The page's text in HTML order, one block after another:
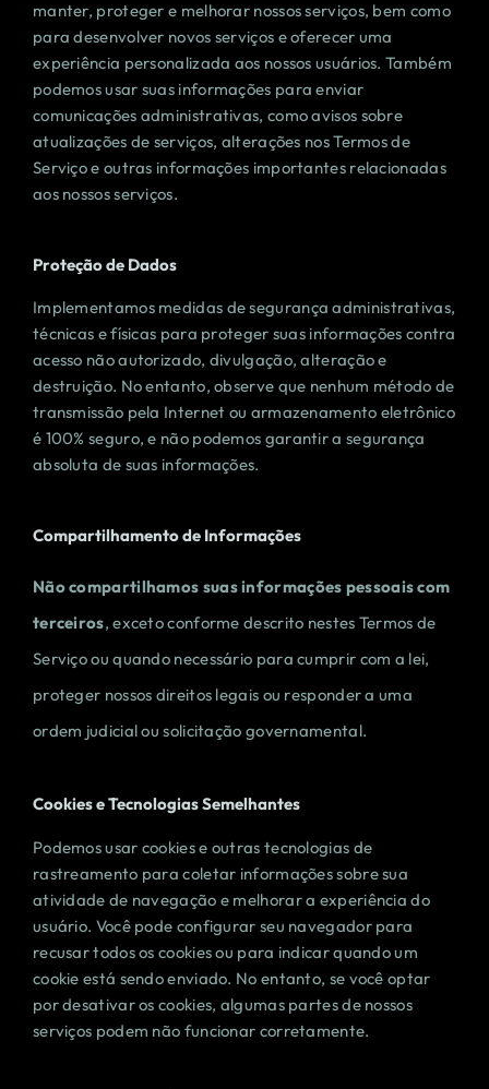
manter, proteger e melhorar nossos serviços, bem como
para desenvolver novos serviços e oferecer uma
experiência personalizada aos nossos usuários. Também
podemos usar suas informações para enviar
comunicações administrativas, como avisos sobre
atualizações de serviços, alterações nos Termos de
Serviço e outras informações importantes relacionadas
aos nossos serviços.
Proteção de Dados
Implementamos medidas de segurança administrativas,
técnicas e físicas para proteger suas informações contra
acesso não autorizado, divulgação, alteração e
destruição. No entanto, observe que nenhum método de
transmissão pela Internet ou armazenamento eletrônico
é 100% seguro, e não podemos garantir a segurança
absoluta de suas informações.
Compartilhamento de Informações
Não compartilhamos suas informações pessoais com
terceiros, exceto conforme descrito nestes Termos de
Serviço ou quando necessário para cumprir com a lei,
proteger nossos direitos legais ou responder a uma
ordem judicial ou solicitação governamental.
Cookies e Tecnologias Semelhantes
Podemos usar cookies e outras tecnologias de
rastreamento para coletar informações sobre sua
atividade de navegação e melhorar a experiência do
usuário. Você pode configurar seu navegador para
recusar todos os cookies ou para indicar quando um
cookie está sendo enviado. No entanto, se você optar
por desativar os cookies, algumas partes de nossos
serviços podem não funcionar corretamente.